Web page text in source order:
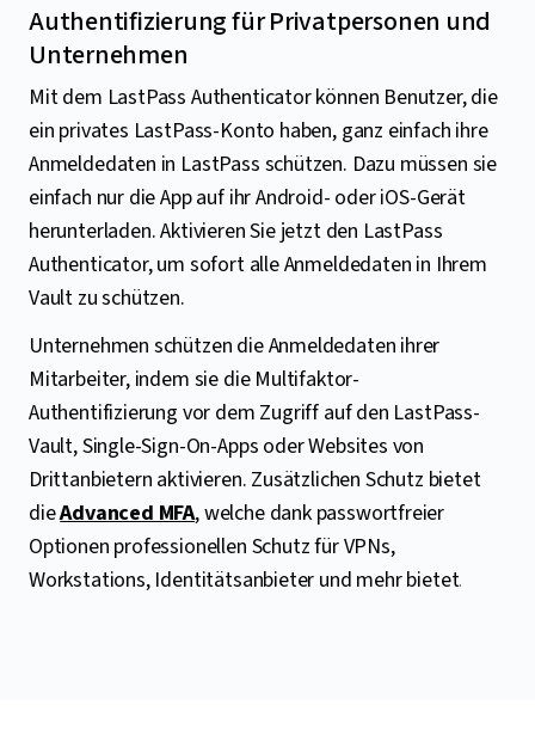
Authentifizierung für Privatpersonen und
Unternehmen
Mit dem LastPass Authenticator können Benutzer, die
ein privates LastPass-Konto haben, ganz einfach ihre
Anmeldedaten in LastPass schützen. Dazu müssen sie
einfach nur die App auf ihr Android- oder iOS-Gerät
herunterladen. Aktivieren Sie jetzt den LastPass
Authenticator, um sofort alle Anmeldedaten in Ihrem
Vault zu schützen.
Unternehmen schützen die Anmeldedaten ihrer
Mitarbeiter, indem sie die Multifaktor-
Authentifizierung vor dem Zugriff auf den LastPass-
Vault, Single-Sign-On-Apps oder Websites von
Drittanbietern aktivieren. Zusätzlichen Schutz bietet
dieAdvanced MFA, welche dank passwortfreier
Optionen professionellen Schutz für VPNs,
Workstations, Identitätsanbieter und mehr bietet.